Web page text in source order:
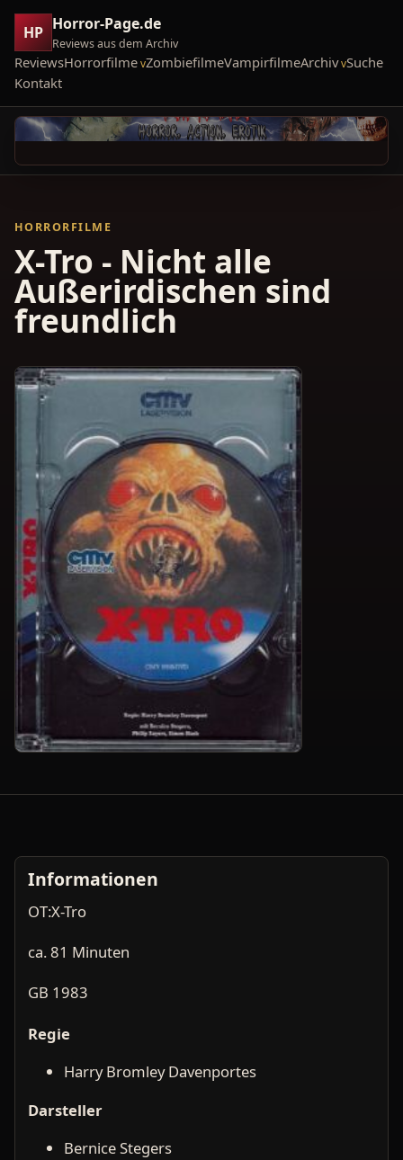
HP Horror-Page.de
Reviews aus dem Archiv
ReviewsHorrorfilme ZombiefilmeVampirfilmeArchiv Suche
Kontakt
HORRORFILME
X-Tro - Nicht alle
Außerirdischen sind
freundlich
Informationen
OT:X-Tro
ca. 81 Minuten
GB 1983
Regie
Harry Bromley Davenportes
Darsteller
Bernice Stegers